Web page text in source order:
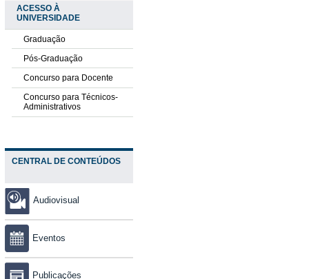
ACESSO À
UNIVERSIDADE
Graduação
Pós-Graduação
Concurso para Docente
Concurso para Técnicos-
Administrativos
CENTRAL DE CONTEÚDOS
Audiovisual
Eventos
Publicações